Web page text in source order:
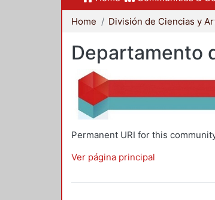
Home
Departamento
Permanent URI for this
Ver página principal